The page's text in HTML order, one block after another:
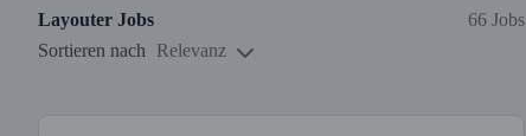
Layouter Jobs
66 Jobs
Sortieren nach
Relevanz